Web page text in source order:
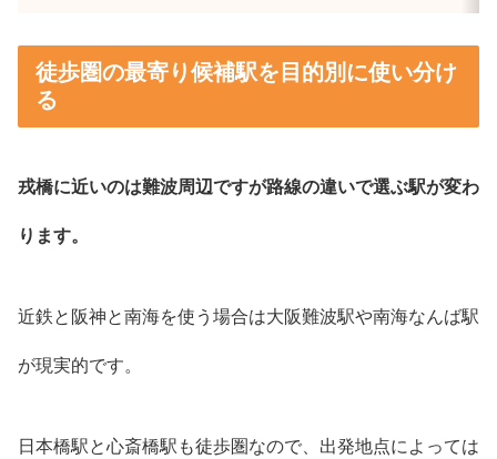
徒歩圏の最寄り候補駅を目的別に使い分け
る
戎橋に近いのは難波周辺ですが路線の違いで選ぶ駅が変わ
ります。
近鉄と阪神と南海を使う場合は大阪難波駅や南海なんば駅
が現実的です。
日本橋駅と心斎橋駅も徒歩圏なので、出発地点によっては